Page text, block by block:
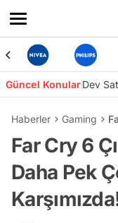
Güncel KonularDev
Haberler Gaming
Far Cry 6
Daha Pek